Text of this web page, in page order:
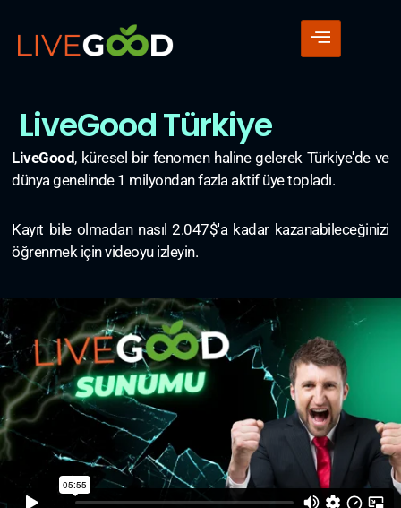
LiveGood Türkiye
LiveGood, küresel bir fenomen haline gelerek Türkiye'de ve
dünya genelinde 1 milyondan fazla aktif üye topladı.
Kayıt bile olmadan nasıl 2.047$'a kadar kazanabileceğinizi
öğrenmek için videoyu izleyin.